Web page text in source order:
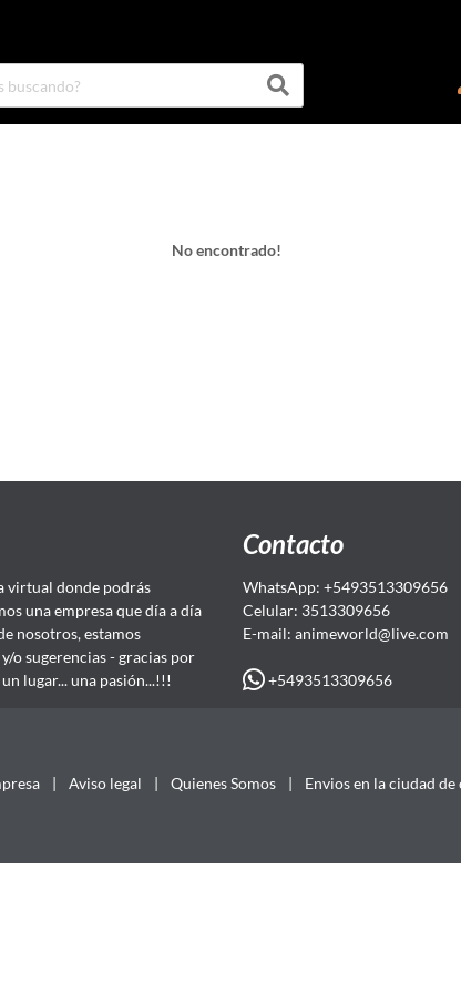
No encontrado!
virtual donde podrás
una empresa que día a día
nosotros, estamos
o sugerencias - gracias por
lugar... una pasión...!!!
Contacto
WhatsApp: +5493513309656
Celular: 3513309656
E-mail: animeworld@live.com
+5493513309656
| Aviso legal | Quienes Somos | Envios en la ciudad